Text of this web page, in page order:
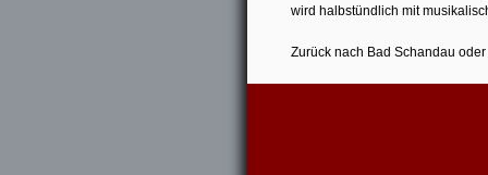
wird halbstündlich mit
Zurück nach Bad Schandau